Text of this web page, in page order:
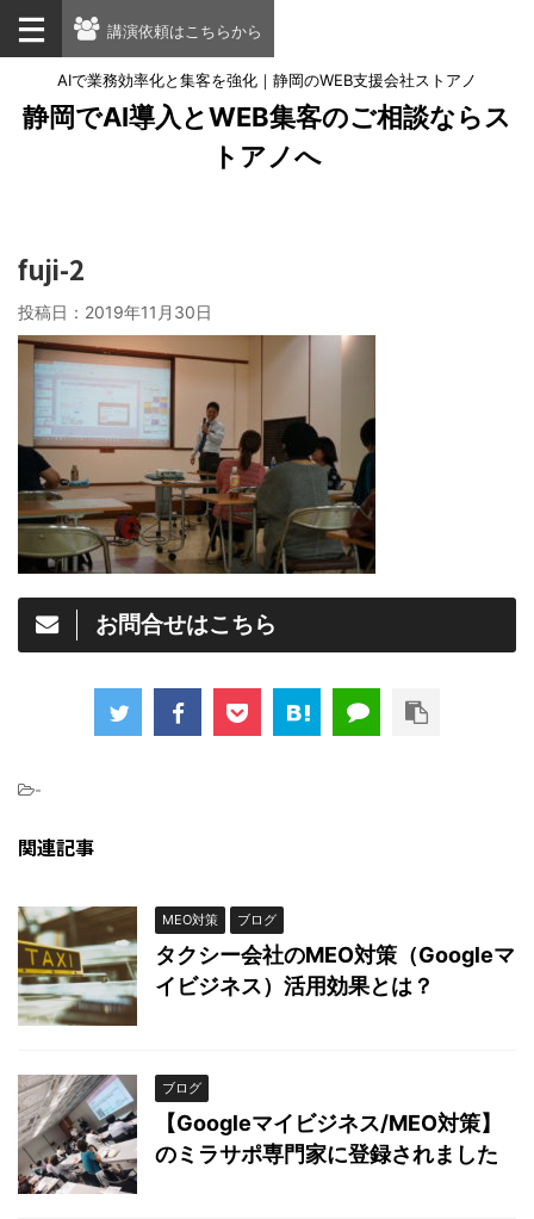
講演依頼はこちらから
AIで業務効率化と集客を強化｜静岡のWEB支援会社ストアノ
静岡でAI導入とWEB集客のご相談ならス
トアノへ
fuji-2
投稿日： 2019年11月30日
お問合せはこちら
-
関連記事
MEO対策 ブログ
タクシー会社のMEO対策（Googleマ
イビジネス）活用効果とは？
ブログ
【Googleマイビジネス/MEO対策】
のミラサポ専門家に登録されました